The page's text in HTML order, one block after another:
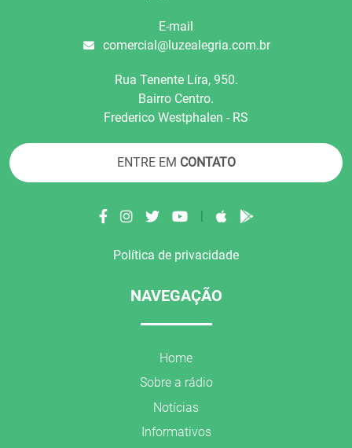
E-mail
comercial@luzealegria.com.br
Rua Tenente Líra, 950.
Bairro Centro.
Frederico Westphalen - RS
ENTRE EM CONTATO
Política de privacidade
NAVEGAÇÃO
Home
Sobre a rádio
Notícias
Informativos